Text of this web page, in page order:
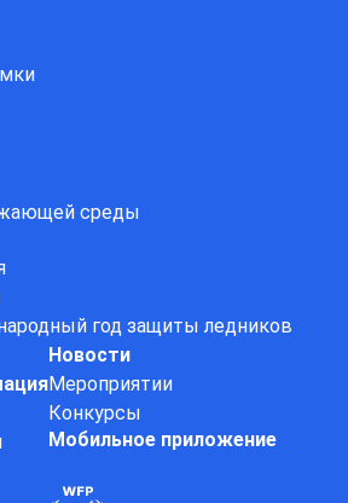
среды
год защиты ледников
Новости
Мероприятии
Конкурсы
Мобильное приложение